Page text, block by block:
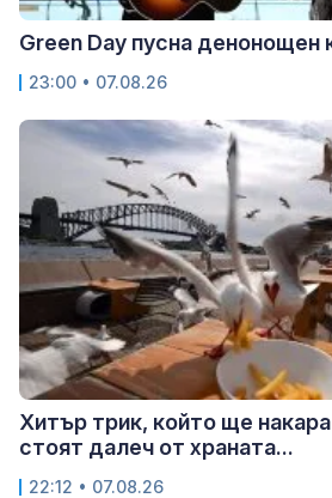
Green Day пусна денонощен
23:00 • 07.08.26
Хитър трик, който ще
стоят далеч от храната...
22:12 • 07.08.26